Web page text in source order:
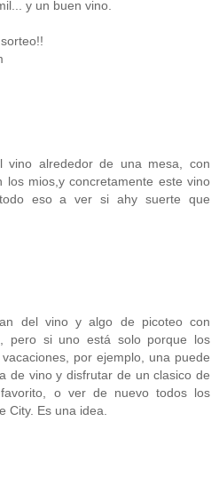
y un buen vino.
vino alrededor de una mesa, con
los mios,y concretamente este vino
eso a ver si ahy suerte que
del vino y algo de picoteo con
pero si uno está solo porque los
por ejemplo, una puede
de vino y disfrutar de un clasico de
o ver de nuevo todos los
City. Es una idea.